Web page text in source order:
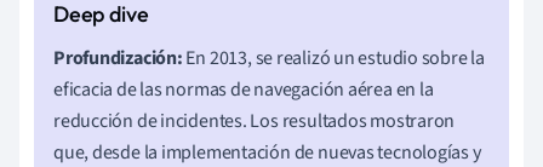
Profundización:En 2013, se realizó un estudio sobre la
eficacia de las normas de navegación aérea en la
reducción de incidentes. Los resultados mostraron
que, desde la implementación de nuevas tecnologías y